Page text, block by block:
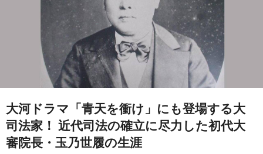
大河ドラマ「青天を衝け」にも登場する大
司法家！ 近代司法の確立に尽力した初代大
審院長・玉乃世履の生涯